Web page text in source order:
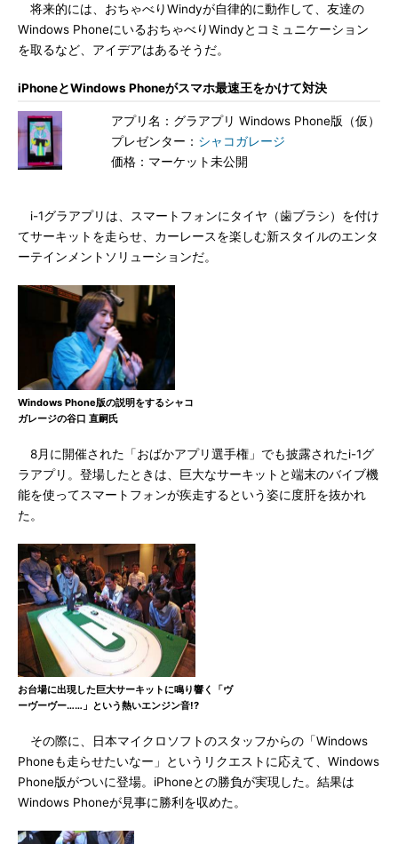
将来的には、おちゃべりWindyが自律的に動作して、友達の
Windows PhoneにいるおちゃべりWindyとコミュニケーション
を取るなど、アイデアはあるそうだ。
iPhoneとWindows Phoneがスマホ最速王をかけて対決
アプリ名：グラアプリ Windows Phone版（仮）
プレゼンター： シャコガレージ
価格：マーケット未公開
i-1グラアプリは、スマートフォンにタイヤ（歯ブラシ）を付け
てサーキットを走らせ、カーレースを楽しむ新スタイルのエンタ
ーテインメントソリューションだ。
Windows Phone版の説明をするシャコ
ガレージの谷口 直嗣氏
8月に開催された「おばかアプリ選手権」でも披露されたi-1グ
ラアプリ。登場したときは、巨大なサーキットと端末のバイブ機
能を使ってスマートフォンが疾走するという姿に度肝を抜かれ
た。
お台場に出現した巨大サーキットに鳴り響く「ヴ
ーヴーヴー……」という熱いエンジン音!?
その際に、日本マイクロソフトのスタッフからの「Windows
Phoneも走らせたいなー」というリクエストに応えて、Windows
Phone版がついに登場。iPhoneとの勝負が実現した。結果は
Windows Phoneが見事に勝利を収めた。